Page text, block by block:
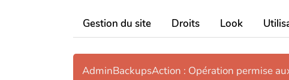
Gestion du site Droits Look
AdminBackupsAction : Opération permise